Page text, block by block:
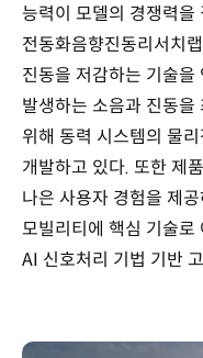
능력이 모델의 경쟁력을
전동화음향진동리서치
진동을 저감하는 기술을
발생하는 소음과 진동을
위해 동력 시스템의 물
개발하고 있다. 또한 제
나은 사용자 경험을 제
모빌리티에 핵심 기술로
AI 신호처리 기법 기반